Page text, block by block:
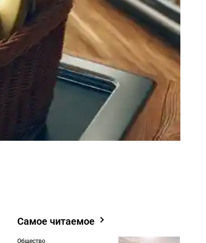
Самое читаемое
Общество